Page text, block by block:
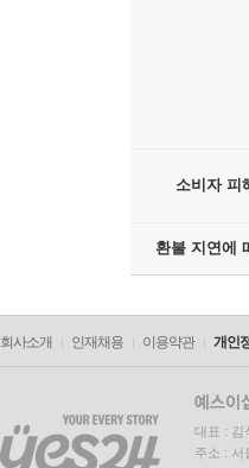
소비자 피
환불 지연에
회사소개 인재채용 이용약관 개인
대표 : 김
주소 : 서